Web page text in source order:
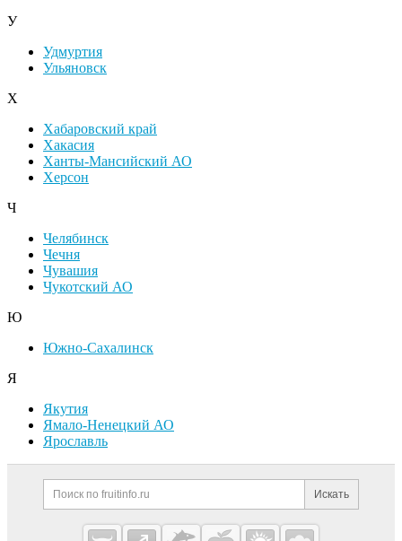
У
Удмуртия
Ульяновск
Х
Хабаровский край
Хакасия
Ханты-Мансийский АО
Херсон
Ч
Челябинск
Чечня
Чувашия
Чукотский АО
Ю
Южно-Сахалинск
Я
Якутия
Ямало-Ненецкий АО
Ярославль
Дополнительная информация
Поиск по сайту и
Искать
Cсылки на полезные проекты